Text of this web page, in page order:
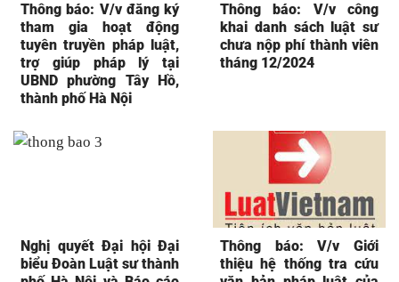
Thông báo: V/v đăng ký
tham gia hoạt động
tuyên truyền pháp luật,
trợ giúp pháp lý tại
UBND phường Tây Hồ,
thành phố Hà Nội
Thông báo: V/v công
khai danh sách luật sư
chưa nộp phí thành viên
tháng 12/2024
Nghị quyết Đại hội Đại
biểu Đoàn Luật sư thành
Thông báo: V/v Giới
thiệu hệ thống tra cứu